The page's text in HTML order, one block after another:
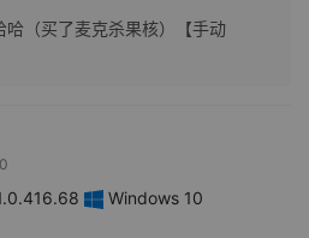
哈（买了麦克杀果核）【手动
Windows 10